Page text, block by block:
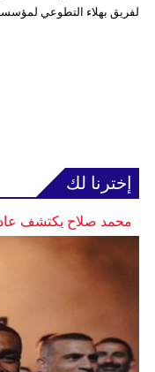
لفريق بهلاء التطوعي
إخترنا لك
محمد صلاح يكتشف